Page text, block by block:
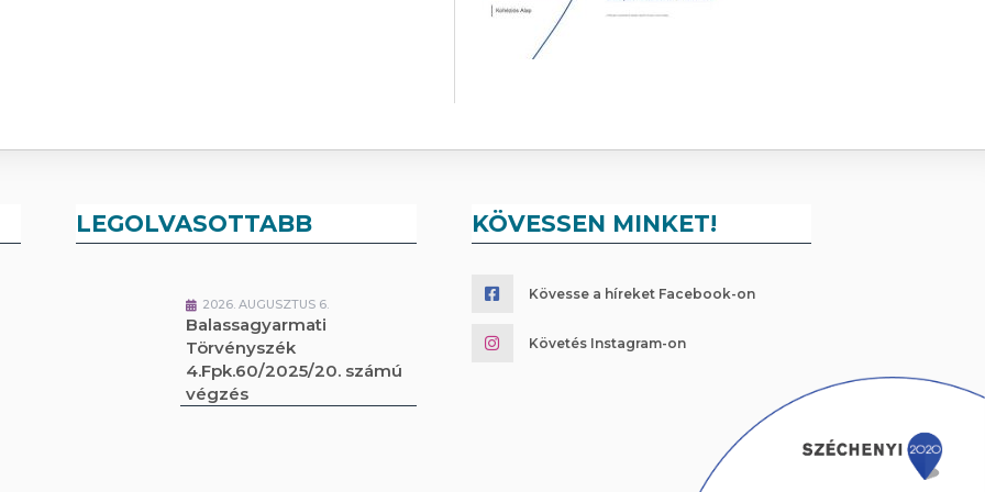
LEGOLVASOTTABB
2026. AUGUSZTUS 6.
Balassagyarmati
Törvényszék
4.Fpk.60/2025/20. számú
végzés
KÖVESSEN MINKET!
Kövesse a híreket Facebook-on
Követés Instagram-on